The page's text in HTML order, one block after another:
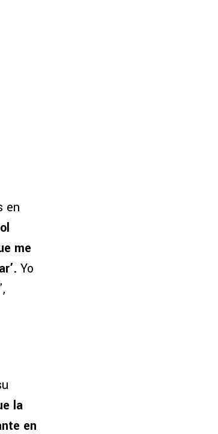
en
me
Yo
la
en